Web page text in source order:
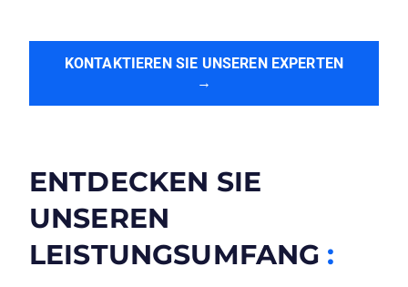
KONTAKTIEREN SIE UNSEREN EXPERTEN
→
ENTDECKEN SIE
UNSEREN
LEISTUNGSUMFANG :